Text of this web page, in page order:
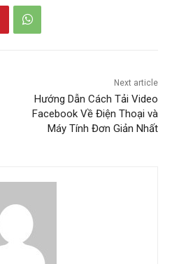
Next article
Hướng Dẫn Cách Tải Video
Facebook Về Điện Thoại và
Máy Tính Đơn Giản Nhất